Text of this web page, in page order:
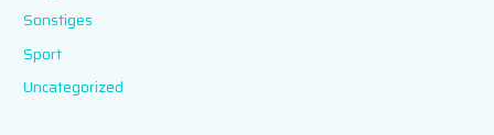
Sonstiges
Sport
Uncategorized